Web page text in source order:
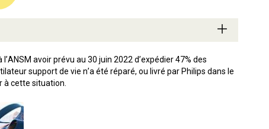
avoir prévu au 30 juin 2022 d’expédier 47% des
support de vie n’a été réparé, ou livré par Philips dans le
à cette situation.